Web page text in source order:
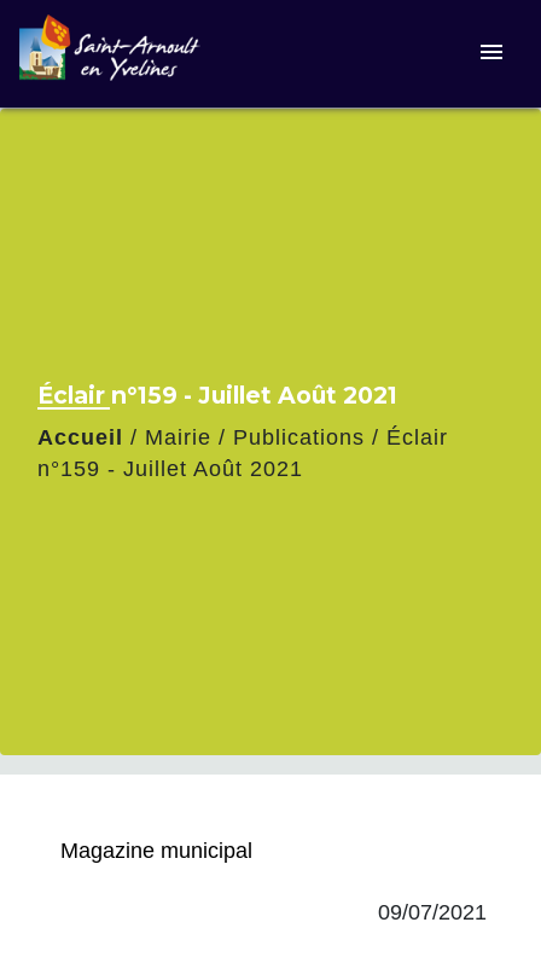
menu
Éclair n°159 - Juillet Août 2021
Accueil / Mairie / Publications / Éclair
n°159 - Juillet Août 2021
Magazine municipal
09/07/2021